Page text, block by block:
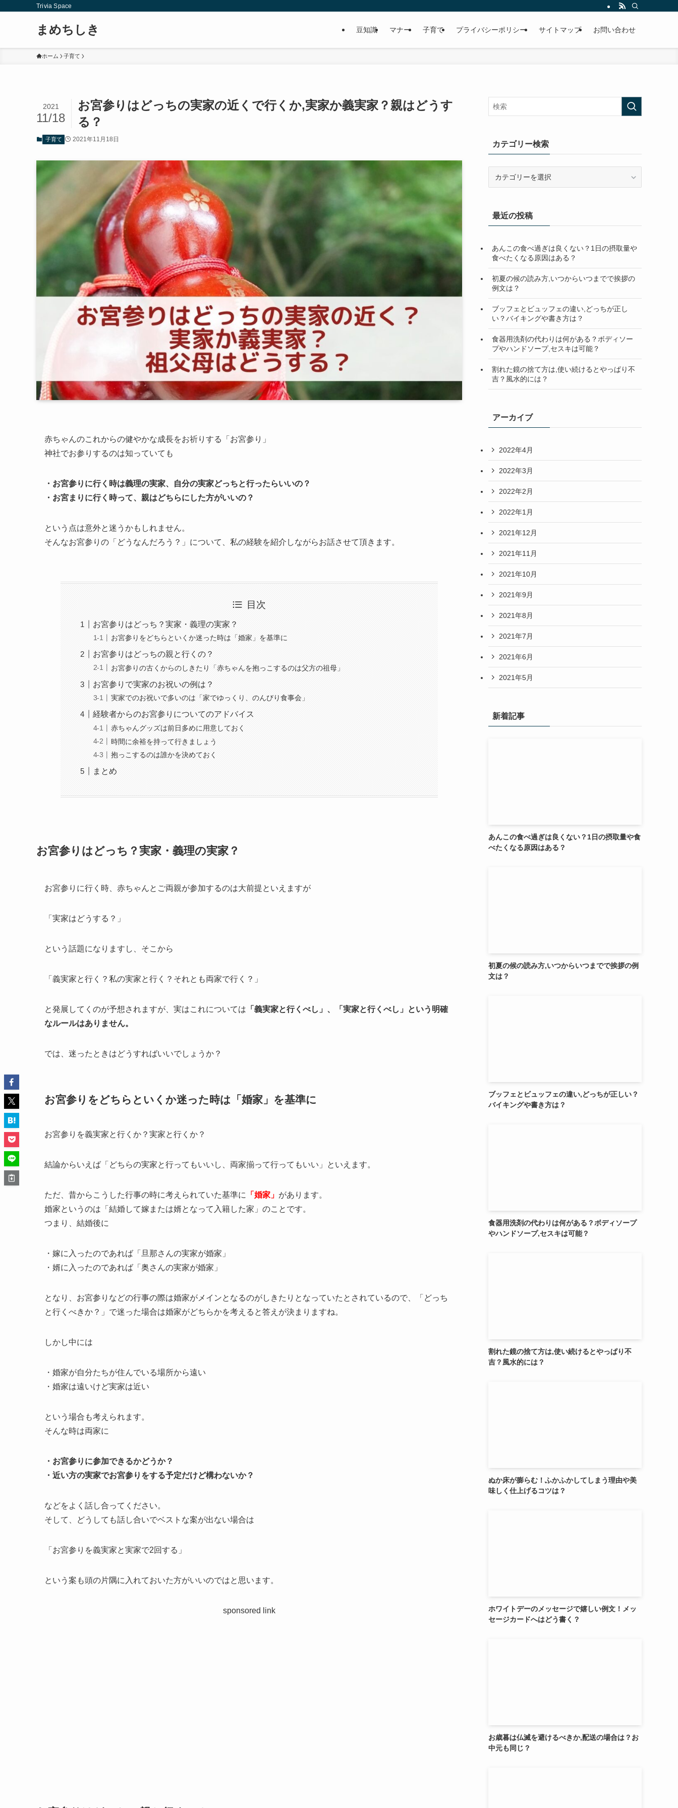
Trivia Space
まめちしき 豆知識 マナー 子育て プライバシーポリシー サイトマップ お問い合わせ
ホーム 子育て
お宮参りはどっちの実家の近くで行くか,実家か義実家？親はどうす
る？
2021
11/18
子育て 2021年11月18日
赤ちゃんのこれからの健やかな成長をお祈りする「お宮参り」
神社でお参りするのは知っていても
・お宮参りに行く時は義理の実家、自分の実家どっちと行ったらいいの？
・お宮まりに行く時って、親はどちらにした方がいいの？
という点は意外と迷うかもしれません。
そんなお宮参りの「どうなんだろう？」について、私の経験を紹介しながらお話させて頂きます。
目次
お宮参りはどっち？実家・義理の実家？
お宮参りをどちらといくか迷った時は「婚家」を基準に
お宮参りはどっちの親と行くの？
お宮参りの古くからのしきたり「赤ちゃんを抱っこするのは父方の祖母」
お宮参りで実家のお祝いの例は？
実家でのお祝いで多いのは「家でゆっくり、のんびり食事会」
経験者からのお宮参りについてのアドバイス
赤ちゃんグッズは前日多めに用意しておく
時間に余裕を持って行きましょう
抱っこするのは誰かを決めておく
まとめ
お宮参りはどっち？実家・義理の実家？
お宮参りに行く時、赤ちゃんとご両親が参加するのは大前提といえますが
「実家はどうする？」
という話題になりますし、そこから
「義実家と行く？私の実家と行く？それとも両家で行く？」
と発展してくのが予想されますが、実はこれについては 「義実家と行くべし」、「実家と行くべし」という明確
なルールはありません。
では、迷ったときはどうすればいいでしょうか？
お宮参りをどちらといくか迷った時は「婚家」を基準に
お宮参りを義実家と行くか？実家と行くか？
結論からいえば「どちらの実家と行ってもいいし、両家揃って行ってもいい」といえます。
ただ、昔からこうした行事の時に考えられていた基準に 「婚家」 があります。
婚家というのは「結婚して嫁または婿となって入籍した家」のことです。
つまり、結婚後に
・嫁に入ったのであれば「旦那さんの実家が婚家」
・婿に入ったのであれば「奥さんの実家が婚家」
となり、お宮参りなどの行事の際は婚家がメインとなるのがしきたりとなっていたとされているので、「どっち
と行くべきか？」で迷った場合は婚家がどちらかを考えると答えが決まりますね。
しかし中には
・婚家が自分たちが住んでいる場所から遠い
・婚家は遠いけど実家は近い
という場合も考えられます。
そんな時は両家に
・お宮参りに参加できるかどうか？
・近い方の実家でお宮参りをする予定だけど構わないか？
などをよく話し合ってください。
そして、どうしても話し合いでベストな案が出ない場合は
「お宮参りを義実家と実家で2回する」
という案も頭の片隅に入れておいた方がいいのではと思います。
sponsored link
カテゴリー検索
ー
検
最近の投稿
あんこの食べ過ぎは良くない？1日の摂取量や
食べたくなる原因はある？
初夏の候の読み方,いつからいつまでで挨拶の
例文は？
ブッフェとビュッフェの違い,どっちが正し
い？バイキングや書き方は？
食器用洗剤の代わりは何がある？ボディソー
プやハンドソープ,セスキは可能？
割れた鏡の捨て方は,使い続けるとやっぱり不
吉？風水的には？
アーカイブ
2022年4月
2022年3月
2022年2月
2022年1月
2021年12月
2021年11月
2021年10月
2021年9月
2021年8月
2021年7月
2021年6月
2021年5月
新着記事
あんこの食べ過ぎは良くない？1日の摂取量や食
べたくなる原因はある？
初夏の候の読み方,いつからいつまでで挨拶の例
文は？
ブッフェとビュッフェの違い,どっちが正しい？
バイキングや書き方は？
食器用洗剤の代わりは何がある？ボディソープ
やハンドソープ,セスキは可能？
割れた鏡の捨て方は,使い続けるとやっぱり不
吉？風水的には？
ぬか床が膨らむ！ふかふかしてしまう理由や美
味しく仕上げるコツは？
ホワイトデーのメッセージで嬉しい例文！メッ
セージカードへはどう書く？
お歳暮は仏滅を避けるべきか,配送の場合は？お
中元も同じ？